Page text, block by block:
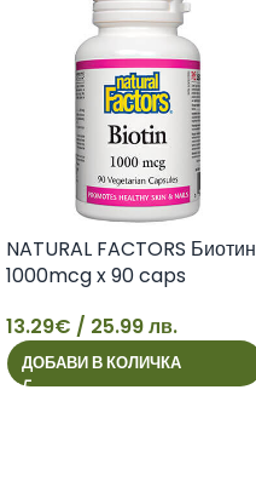
13
NATURAL FACTORS Биотин
1000mcg x 90 caps
13.29€ / 25.99 лв.
ДОБАВИ В КОЛИЧКА